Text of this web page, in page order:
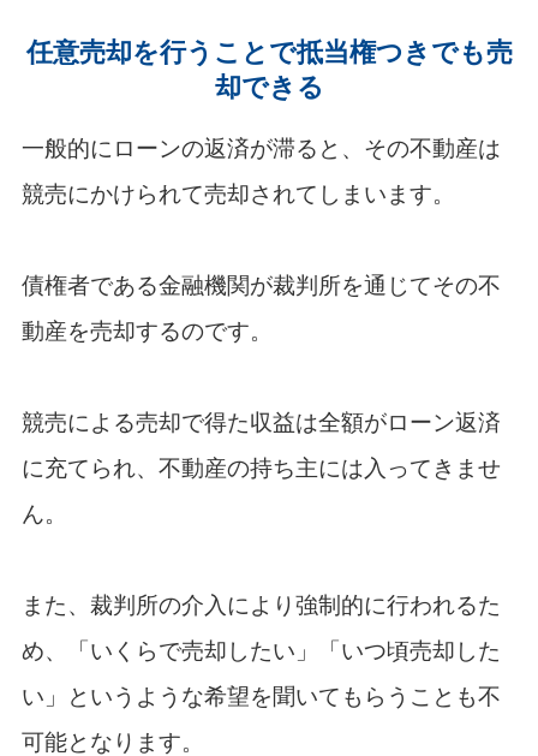
任意売却を行うことで抵当権つきでも売
却できる
一般的にローンの返済が滞ると、その不動産は
競売にかけられて売却されてしまいます。
債権者である金融機関が裁判所を通じてその不
動産を売却するのです。
競売による売却で得た収益は全額がローン返済
に充てられ、不動産の持ち主には入ってきませ
ん。
また、裁判所の介入により強制的に行われるた
め、「いくらで売却したい」「いつ頃売却した
い」というような希望を聞いてもらうことも不
可能となります。